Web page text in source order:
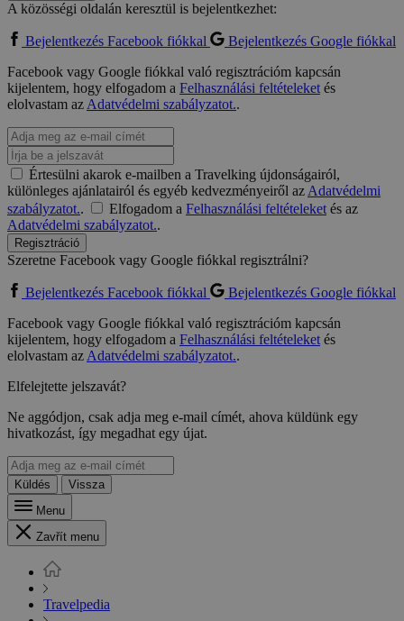
A közösségi oldalán keresztül is bejelentkezhet:
Bejelentkezés Facebook fiókkal
Bejelentkezés Google fiókkal
Facebook vagy Google fiókkal való regisztrációm kapcsán
kijelentem, hogy elfogadom a Felhasználási feltételeketés
elolvastam azAdatvédelmi szabályzatot..
Értesülni akarok e-mailben a Travelking újdonságairól,
különleges ajánlatairól és egyéb kedvezményeiről azAdatvédelmi
szabályzatot.. Elfogadom a Felhasználási feltételeketés az
Adatvédelmi szabályzatot..
Regisztráció
Szeretne Facebook vagy Google fiókkal regisztrálni?
Bejelentkezés Facebook fiókkal
Bejelentkezés Google fiókkal
Facebook vagy Google fiókkal való regisztrációm kapcsán
kijelentem, hogy elfogadom a Felhasználási feltételeketés
elolvastam azAdatvédelmi szabályzatot..
Elfelejtette jelszavát?
Ne aggódjon, csak adja meg e-mail címét, ahova küldünk egy
hivatkozást, így megadhat egy újat.
Küldés
Vissza
Menu
Zavřít menu
Travelpedia